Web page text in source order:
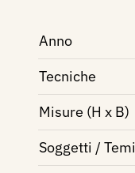
Anno
Tecniche
Misure (H x B)
Soggetti / Temi